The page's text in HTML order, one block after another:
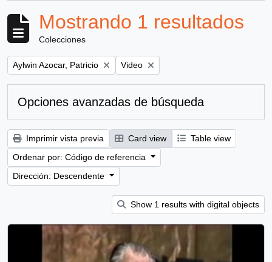
Mostrando 1 resultados
Colecciones
Remove filter:
Aylwin Azocar, Patricio Remove filter:
Video
Opciones avanzadas de búsqueda
Imprimir vista previa Card view
Table view
Ordenar por: Código de referencia
Dirección: Descendente
Show 1 results with digital objects